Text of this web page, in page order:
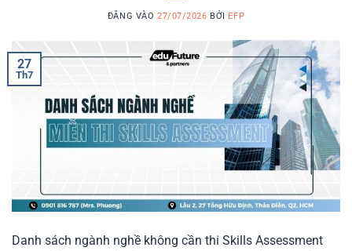
ĐĂNG VÀO 27/07/2026 BỞI EFP
27
Th7
Danh sách ngành nghề không cần thi Skills Assessment